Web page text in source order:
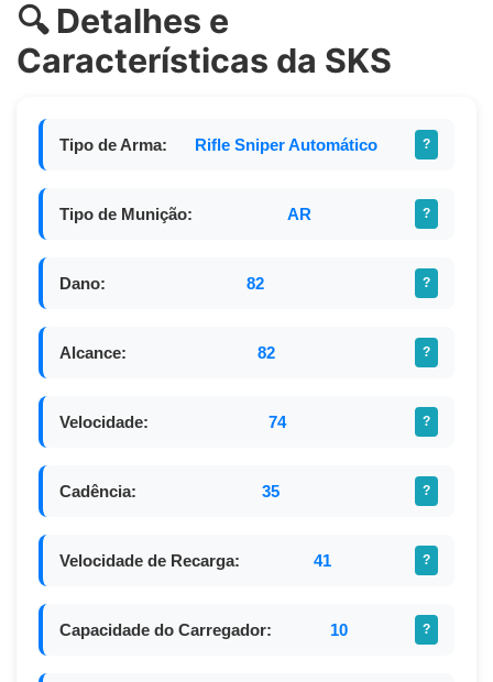
🔍 Detalhes e
Características da SKS
Tipo de Arma: Rifle Sniper Automático ?
Tipo de Munição: AR ?
Dano: 82 ?
Alcance: 82 ?
Velocidade: 74 ?
Cadência: 35 ?
Velocidade de Recarga: 41 ?
Capacidade do Carregador: 10 ?